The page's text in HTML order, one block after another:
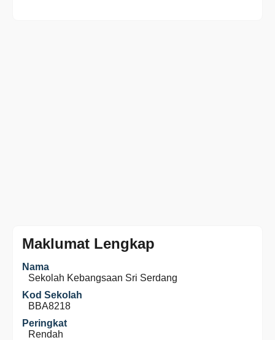
Maklumat Lengkap
Nama
Sekolah Kebangsaan Sri Serdang
Kod Sekolah
BBA8218
Peringkat
Rendah